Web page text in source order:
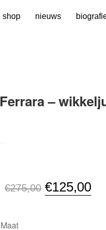
shop nieuws
Ferrara –
€275,00 €125,00
Maat